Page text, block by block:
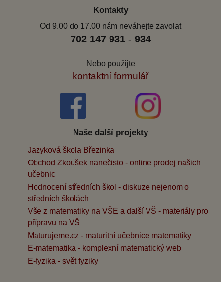
Kontakty
Od 9.00 do 17.00 nám neváhejte zavolat
702 147 931 - 934
Nebo použijte
kontaktní formulář
Naše další projekty
Jazyková škola Březinka
Obchod Zkoušek nanečisto - online prodej našich
učebnic
Hodnocení středních škol - diskuze nejenom o
středních školách
Vše z matematiky na VŠE a další VŠ - materiály pro
přípravu na VŠ
Maturujeme.cz - maturitní učebnice matematiky
E-matematika - komplexní matematický web
E-fyzika - svět fyziky